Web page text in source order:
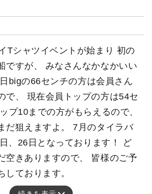
Tシャツイベントが始まり 初の
ですが、 みなさんなかなかいい
bigの66センチの方は会員さん
で、 現在会員トップの方は54セ
プ10までの方がもらえるので、
だ狙えますよ。 7月のタイラバ
、26日となっております！ ど
空きありますので、 皆様のご予
しております。